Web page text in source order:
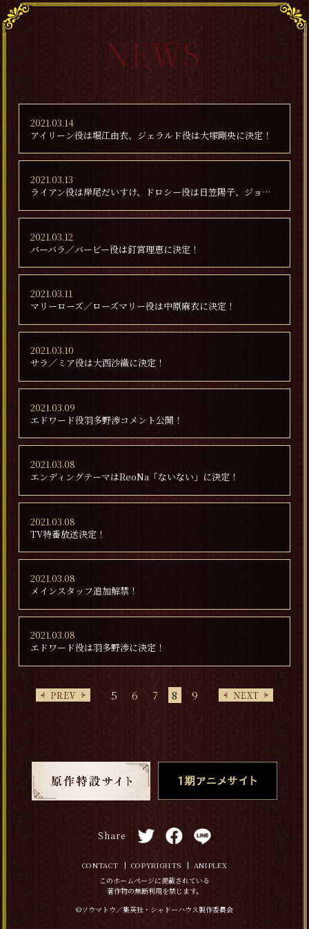
NEWS
2021.03.14
アイリーン役は堀江由衣、ジェラルド役は大塚剛央に決定！
2021.03.13
ライアン役は岸尾だいすけ、ドロシー役は日笠陽子、ジョゼフ役は三宅健太、ソフィ役は花守ゆみりに決定！
2021.03.12
バーバラ／バービー役は釘宮理恵に決定！
2021.03.11
マリーローズ／ローズマリー役は中原麻衣に決定！
2021.03.10
サラ／ミア役は大西沙織に決定！
2021.03.09
エドワード役羽多野渉コメント公開！
2021.03.08
エンディングテーマはReoNa「ないない」に決定！
2021.03.08
TV特番放送決定！
2021.03.08
メインスタッフ追加解禁！
2021.03.08
エドワード役は羽多野渉に決定！
5 6 7 8 9
Share
CONTACT COPYRIGHTS
ANIPLEX
このホームページに掲載されている
著作物の無断利用を禁じます。
©ソウマトウ／集英社・シャドーハウス製作委員会